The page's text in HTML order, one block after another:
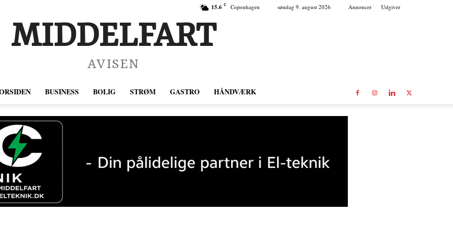
15.6 C Copenhagen søndag 9. august 2026 Annoncer Udgiver
MIDDELFART
AVISEN
BUSINESS BOLIG STRØM GASTRO HÅNDVÆRK